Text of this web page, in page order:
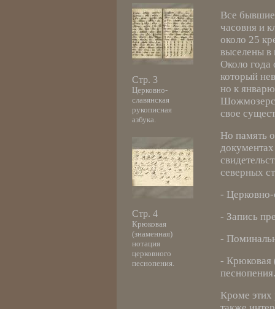
Стр. 3
Церковно-
славянская
рукописная
азбука.
Стр. 4
Крюковая
(знаменная)
нотация
церковного
песнопения.
Все
часовня и
около 25
выселены в
Около года
который
но к
свое
Но память
северных
- Церковно-
- Запись
-
- Крюковая
песнопения.
Кроме этих